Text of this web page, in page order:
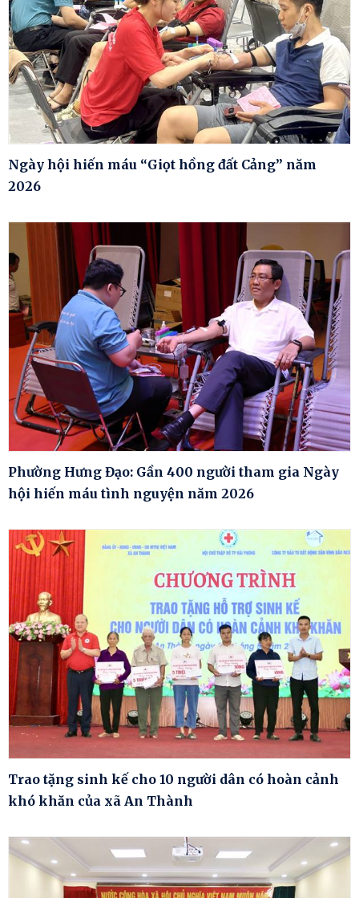
Ngày hội hiến máu “Giọt hồng đất Cảng” năm
2026
Phường Hưng Đạo: Gần 400 người tham gia Ngày
hội hiến máu tình nguyện năm 2026
Trao tặng sinh kế cho 10 người dân có hoàn cảnh
khó khăn của xã An Thành